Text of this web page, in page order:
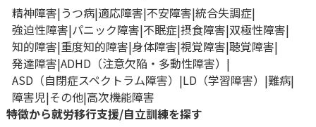
精神障害 うつ病 適応障害 不安障害 統合失調症
強迫性障害 パニック障害 不眠症 摂食障害 双極性障害
知的障害 重度知的障害 身体障害 視覚障害 聴覚障害
発達障害 ADHD（注意欠陥・多動性障害）
ASD（自閉症スペクトラム障害）
LD（学習障害）
難病
障害児 その他 高次機能障害
特徴から就労移行支援/自立訓練を探す